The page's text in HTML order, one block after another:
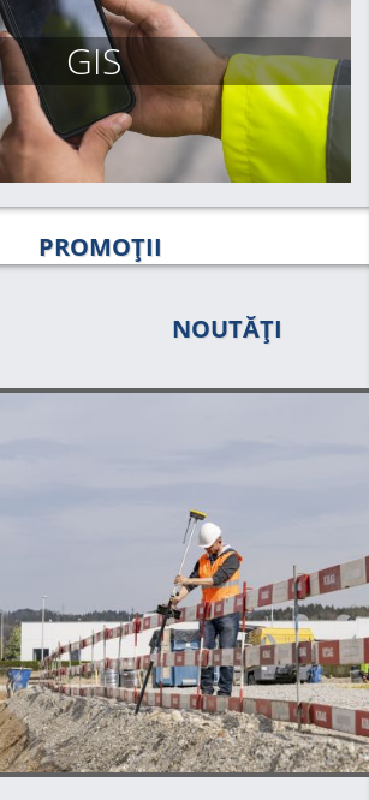
GIS
PROMOȚII
NOUTĂȚI